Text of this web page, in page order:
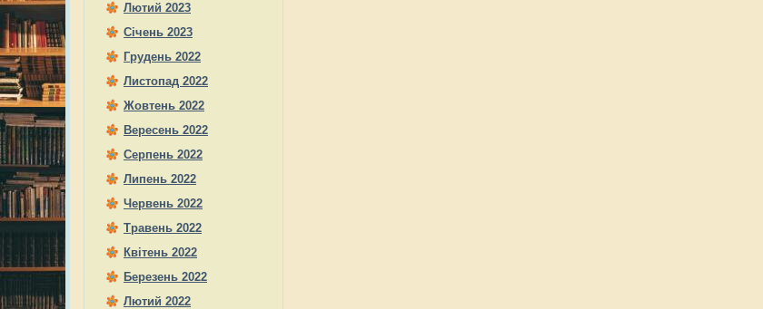
Лютий 2023
Січень 2023
Грудень 2022
Листопад 2022
Жовтень 2022
Вересень 2022
Серпень 2022
Липень 2022
Червень 2022
Травень 2022
Квітень 2022
Березень 2022
Лютий 2022